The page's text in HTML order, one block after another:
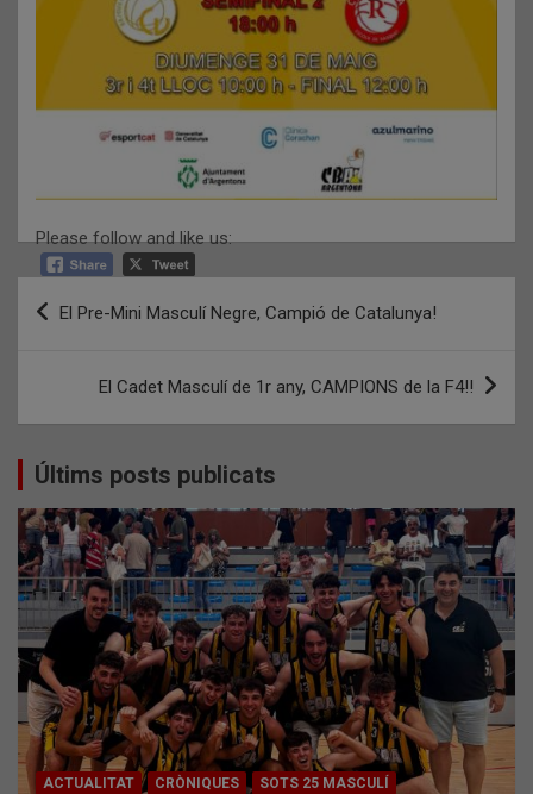
Please follow and like us:
Navegació
El Pre-Mini Masculí Negre, Campió de Catalunya!
El Cadet Masculí de 1r any, CAMPIONS de la F4!!
Últims posts publicats
ACTUALITAT CRÒNIQUES SOTS 25 MASCULÍ